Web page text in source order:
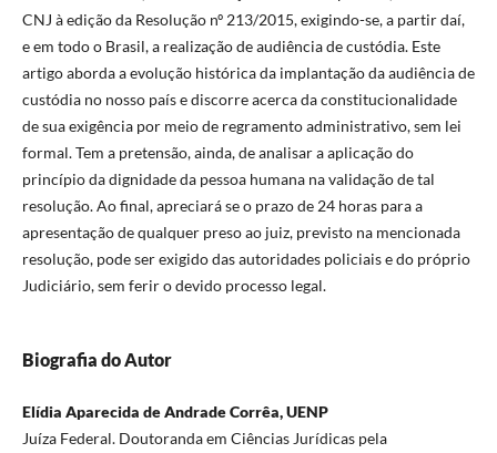
CNJ à edição da Resolução nº 213/2015, exigindo-se, a partir daí,
e em todo o Brasil, a realização de audiência de custódia. Este
artigo aborda a evolução histórica da implantação da audiência de
custódia no nosso país e discorre acerca da constitucionalidade
de sua exigência por meio de regramento administrativo, sem lei
formal. Tem a pretensão, ainda, de analisar a aplicação do
princípio da dignidade da pessoa humana na validação de tal
resolução. Ao final, apreciará se o prazo de 24 horas para a
apresentação de qualquer preso ao juiz, previsto na mencionada
resolução, pode ser exigido das autoridades policiais e do próprio
Judiciário, sem ferir o devido processo legal.
Biografia do Autor
Elídia Aparecida de Andrade Corrêa, UENP
Juíza Federal. Doutoranda em Ciências Jurídicas pela